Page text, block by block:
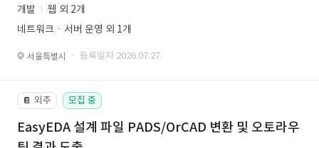
개발
웹 외 2개
네트워크ㆍ서버 운영 외 1개
서울특별시 · 등록일자 2026.07.27.
📔 외주 모집 중
EasyEDA 설계 파일 PADS/OrCAD 변환 및 오토라우